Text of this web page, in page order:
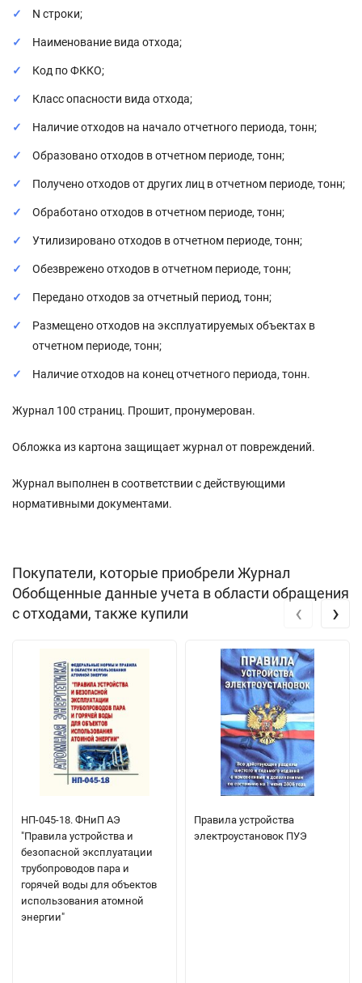
N строки;
Наименование вида отхода;
Код по ФККО;
Класс опасности вида отхода;
Наличие отходов на начало отчетного периода, тонн;
Образовано отходов в отчетном периоде, тонн;
Получено отходов от других лиц в отчетном периоде, тонн;
Обработано отходов в отчетном периоде, тонн;
Утилизировано отходов в отчетном периоде, тонн;
Обезврежено отходов в отчетном периоде, тонн;
Передано отходов за отчетный период, тонн;
Размещено отходов на эксплуатируемых объектах в
отчетном периоде, тонн;
Наличие отходов на конец отчетного периода, тонн.
Журнал 100 страниц. Прошит, пронумерован.
Обложка из картона защищает журнал от повреждений.
Журнал выполнен в соответствии с действующими
нормативными документами.
Покупатели, которые приобрели Журнал
Обобщенные данные учета в области обращения
с отходами, также купили
НП-045-18. ФНиП АЭ
"Правила устройства и
безопасной эксплуатации
трубопроводов пара и
горячей воды для объектов
использования атомной
энергии"
Правила устройства
электроустановок ПУЭ
‹ ›